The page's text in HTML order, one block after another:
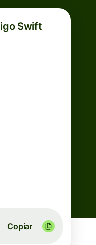
Swift
Copiar